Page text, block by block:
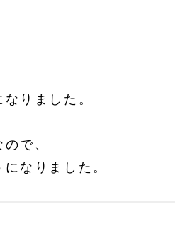
りました。
で、
なりました。